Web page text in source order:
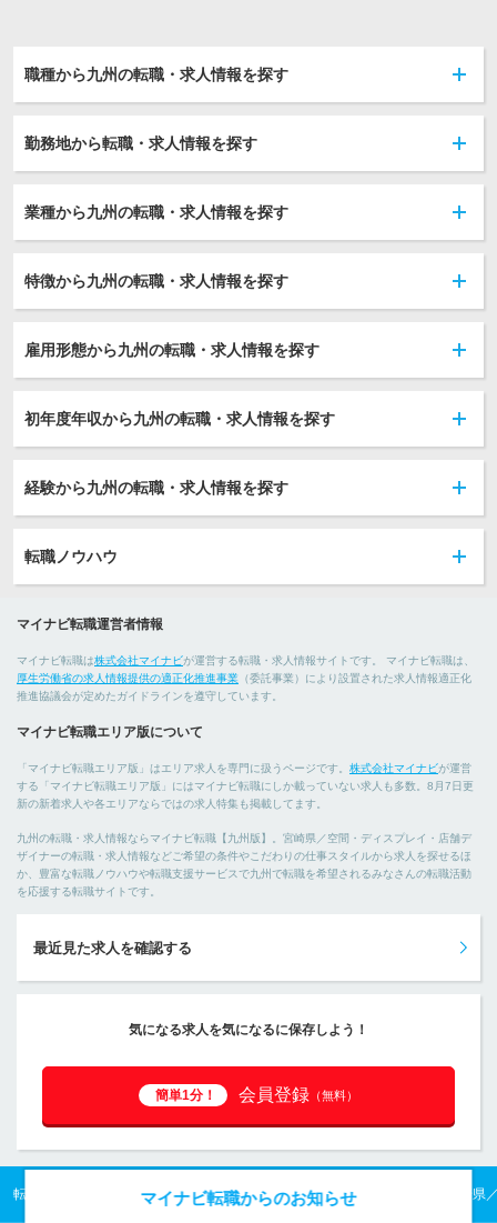
職種から九州の転職・求人情報を探す
勤務地から転職・求人情報を探す
業種から九州の転職・求人情報を探す
特徴から九州の転職・求人情報を探す
雇用形態から九州の転職・求人情報を探す
初年度年収から九州の転職・求人情報を探す
経験から九州の転職・求人情報を探す
転職ノウハウ
マイナビ転職運営者情報
マイナビ転職は株式会社マイナビが運営する転職・求人情報サイトです。 マイナビ転職は、
厚生労働省の求人情報提供の適正化推進事業 （委託事業）により設置された求人情報適正化
推進協議会が定めたガイドラインを遵守しています。
マイナビ転職エリア版について
「マイナビ転職エリア版」はエリア求人を専門に扱うページです。 株式会社マイナビが運営
する「マイナビ転職エリア版」にはマイナビ転職にしか載っていない求人も多数。8月7日更
新の新着求人や各エリアならではの求人特集も掲載してます。
九州の転職・求人情報ならマイナビ転職【九州版】。宮崎県／空間・ディスプレイ・店舗デ
ザイナーの転職・求人情報などご希望の条件やこだわりの仕事スタイルから求人を探せるほ
か、豊富な転職ノウハウや転職支援サービスで九州で転職を希望されるみなさんの転職活動
を応援する転職サイトです。
最近見た求人を確認する
気になる求人を気になるに保存しよう！
簡単1分！ 会員登録 （無料）
転職TOP 九州の転職・求人情報TOP 宮崎県の転職・求人情報TOP 宮崎県
マイナビ転職からのお知らせ